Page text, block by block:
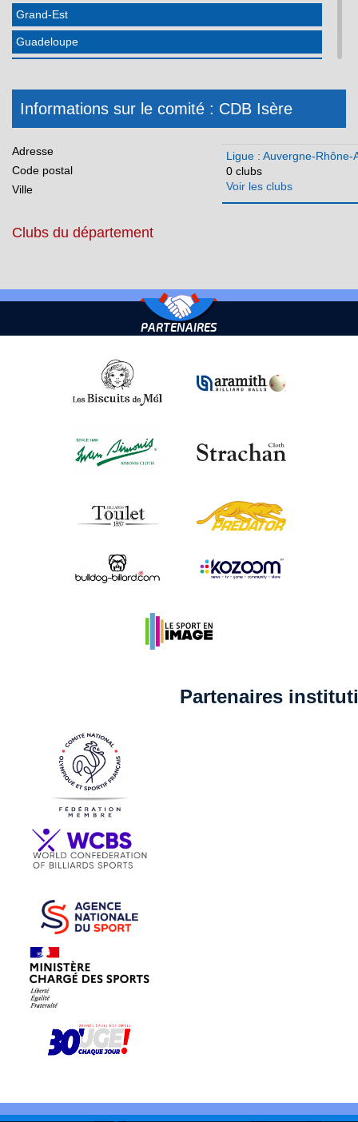
Grand-Est
Guadeloupe
Méditerranée
Normandie
Occitanie
Réunion
Informations sur le comité : CDB Isère
Adresse
Code postal
Ville
Ligue : Auvergne-Rhône-
0 clubs
Voir les clubs
Clubs du département
PARTENAIRES
Partenaires